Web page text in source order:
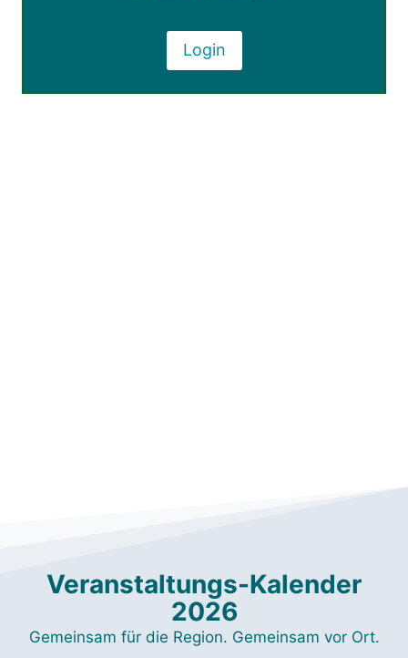
Login
Veranstaltungs-Kalender
2026
Gemeinsam für die Region. Gemeinsam vor Ort.